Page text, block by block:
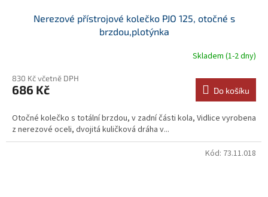
Nerezové přístrojové kolečko PJO 125, otočné s
brzdou,plotýnka
Skladem (1-2 dny)
830 Kč včetně DPH
686 Kč Do košíku
Otočné kolečko s totální brzdou, v zadní části kola, Vidlice vyrobena
z nerezové oceli, dvojitá kuličková dráha v...
Kód: 73.11.018